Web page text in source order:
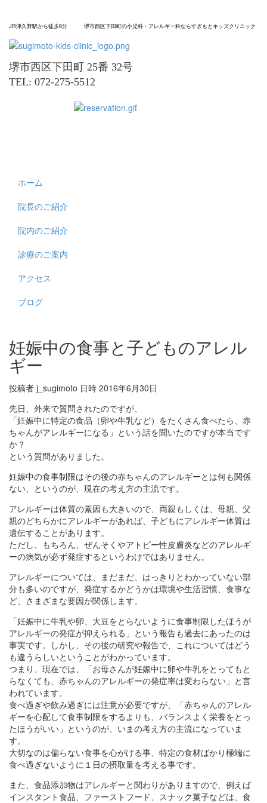
JR津久野駅から徒歩8分 堺市西区下田町の小児科 ・アレルギー科ならすぎもと キッズクリニック
堺市西区下田町 25番 32号
TEL: 072-275-5512
ホーム
院長のご紹介
院内のご紹介
診療のご案内
アクセス
ブログ
妊娠中の食事と子どものアレル
ギー
投稿者 j_sugimoto 日時 2016年6月30日
先日、外来で質問されたのですが、
「妊娠中に特定の食品（卵や牛乳など）をたくさん食べたら、赤
ちゃんがアレルギーになる」という話を聞いたのですが本当です
か？
という質問がありました。
妊娠中の食事制限はその後の赤ちゃんのアレルギーとは何も関係
ない、というのが、現在の考え方の主流です。
アレルギーは体質の素因も大きいので、両親もしくは、母親、父
親のどちらかにアレルギーがあれば、子どもにアレルギー体質は
遺伝することがあります。
ただし、もちろん、ぜんそくやアトピー性皮膚炎などのアレルギ
ーの病気が必ず発症するというわけではありません。
アレルギーについては、まだまだ、はっきりとわかっていない部
分も多いのですが、発症するかどうかは環境や生活習慣、食事な
ど、さまざまな要因が関係します。
「妊娠中に牛乳や卵、大豆をとらないように食事制限したほうが
アレルギーの発症が抑えられる」という報告も過去にあったのは
事実です。しかし、その後の研究や報告で、これについてはどう
も違うらしいということがわかっています。
つまり、現在では、「お母さんが妊娠中に卵や牛乳をとってもと
らなくても、赤ちゃんのアレルギーの発症率は変わらない」と言
われています。
食べ過ぎや飲み過ぎには注意が必要ですが、「赤ちゃんのアレル
ギーを心配して食事制限をするよりも、バランスよく栄養をとっ
たほうがいい」というのが、いまの考え方の主流になっていま
す。
大切なのは偏らない食事を心がける事、特定の食材ばかり極端に
食べ過ぎないように１日の摂取量を考える事です。
また、食品添加物はアレルギーと関わりがありますので、例えば
インスタント食品、ファーストフード、スナック菓子などは、食